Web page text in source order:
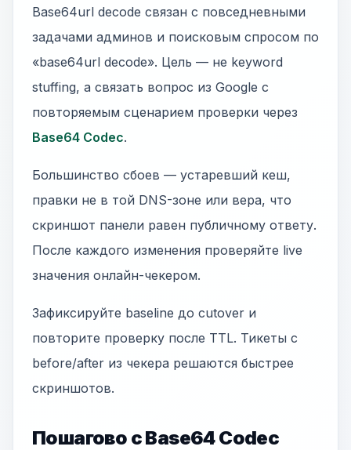
Base64url decode связан с повседневными
задачами админов и поисковым спросом по
«base64url decode». Цель — не keyword
stuffing, а связать вопрос из Google с
повторяемым сценарием проверки через
Base64 Codec.
Большинство сбоев — устаревший кеш,
правки не в той DNS-зоне или вера, что
скриншот панели равен публичному ответу.
После каждого изменения проверяйте live
значения онлайн-чекером.
Зафиксируйте baseline до cutover и
повторите проверку после TTL. Тикеты с
before/after из чекера решаются быстрее
скриншотов.
Пошагово с Base64 Codec